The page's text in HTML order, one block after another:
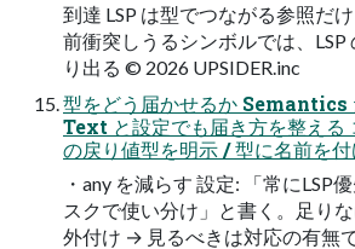
到達 LSP は型でつながる参照だ
前衝突しうるシンボルでは、LSP
り出る © 2026 UPSIDER.inc
型をどう届かせるか Semantics
Text と設定でも届き方を整える
の戻り値型を明示 / 型に名前を
・any を減らす 設定: 「常にLSP
スクで使い分け」と書く。足り
外付け → 見るべきは対応の有無